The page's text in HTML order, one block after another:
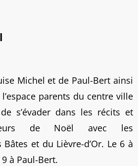
Michel et de Paul-Bert ainsi
parents du centre ville
s’évader dans les récits et
de Noël avec les
et du Lièvre-d’Or. Le 6 à
à Paul-Bert.